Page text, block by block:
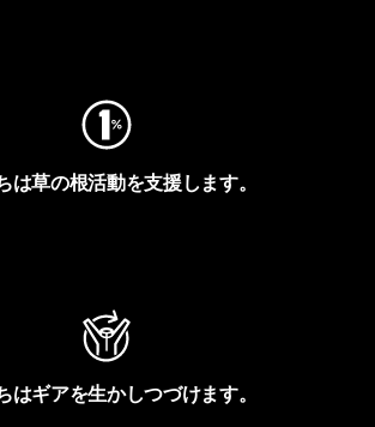
は草の根活動を支援します。
はギアを生かしつづけます。